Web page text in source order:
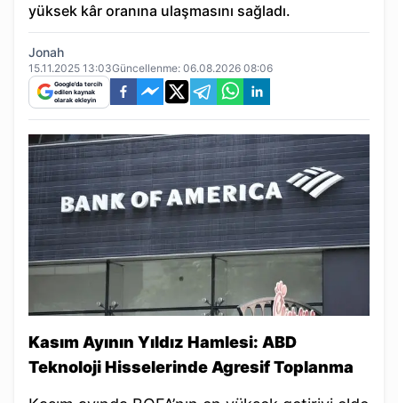
yüksek kâr oranına ulaşmasını sağladı.
Jonah
15.11.2025 13:03Güncellenme: 06.08.2026 08:06
Google'da tercih
edilen kaynak
olarak ekleyin
Kasım Ayının Yıldız Hamlesi: ABD
Teknoloji Hisselerinde Agresif Toplanma